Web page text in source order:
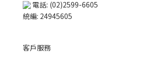
電話: (02)2599-6605
統編: 24945605
客戶服務